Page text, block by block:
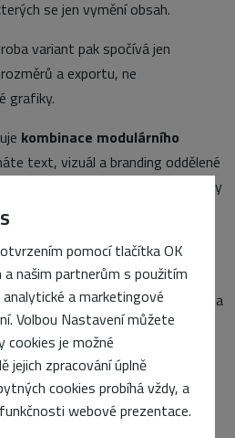
pomocí tlačítka OK
našim partnerům s použitím
a marketingové
Volbou Nastavení můžete
cookies je možné
jejich zpracování úplně
cookies probíhá vždy, a
webové prezentace.
se jen vymění obsah.
variant pak spočívá jen
a exportu, ne
grafiky.
kombinace modulárního
text, vizuál a branding oddělené
je při změně formátu automaticky
– bez zásahu do samotné
například tři až pět
e-mail, feed, vertikála, stories) a
minut vygenerovat pro
na malém